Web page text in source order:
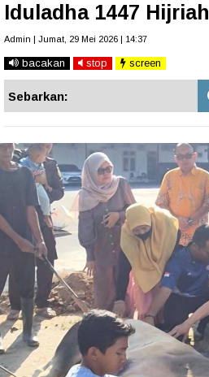
Iduladha 1447 Hijriah
Admin | Jumat, 29 Mei 2026 | 14:37
bacakan stop screen
Sebarkan: